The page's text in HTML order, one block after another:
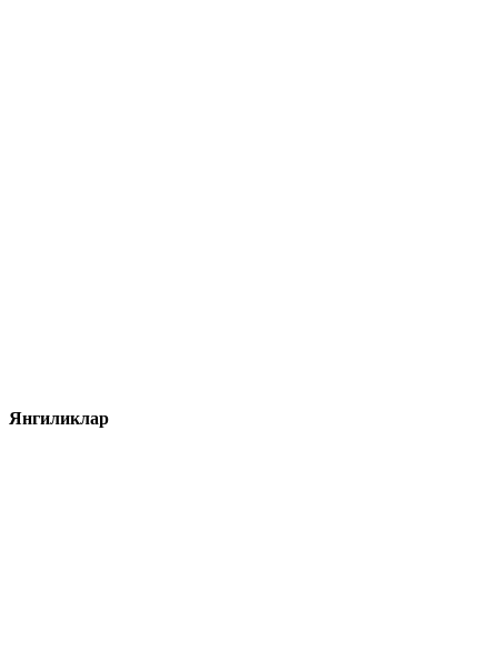
Янгиликлар